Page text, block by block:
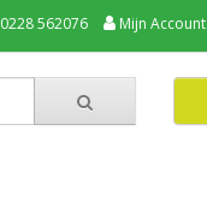
0228 562076 Mijn Account